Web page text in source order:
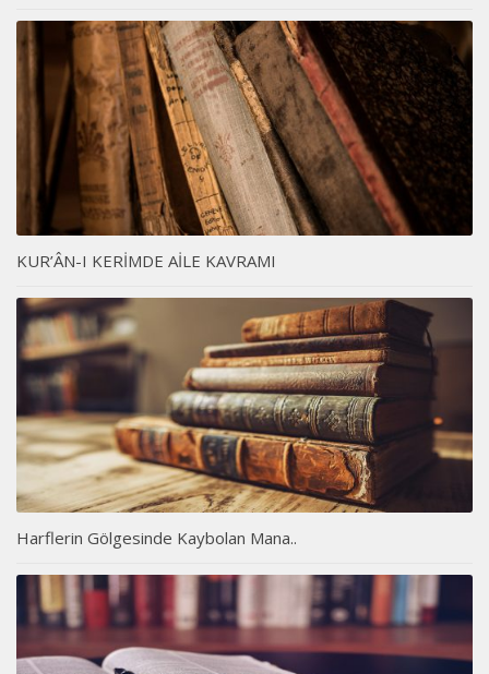
KUR’ÂN-I KERİMDE AİLE KAVRAMI
Harflerin Gölgesinde Kaybolan Mana..